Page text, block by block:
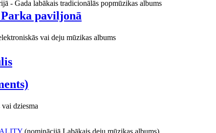
paviljonā
- Gada labākais tradicionālās popmūzikas albums
vai deju mūzikas albums
dziesma
(nominācijā Labākais deju mūzikas albums)